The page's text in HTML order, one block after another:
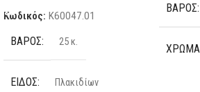
Κωδικός: K60047.01
ΒΆΡΟΣ 25 κ.
ΕΊΔΟΣ Πλακιδίων
ΒΆΡΟΣ
ΧΡΏΜΑ